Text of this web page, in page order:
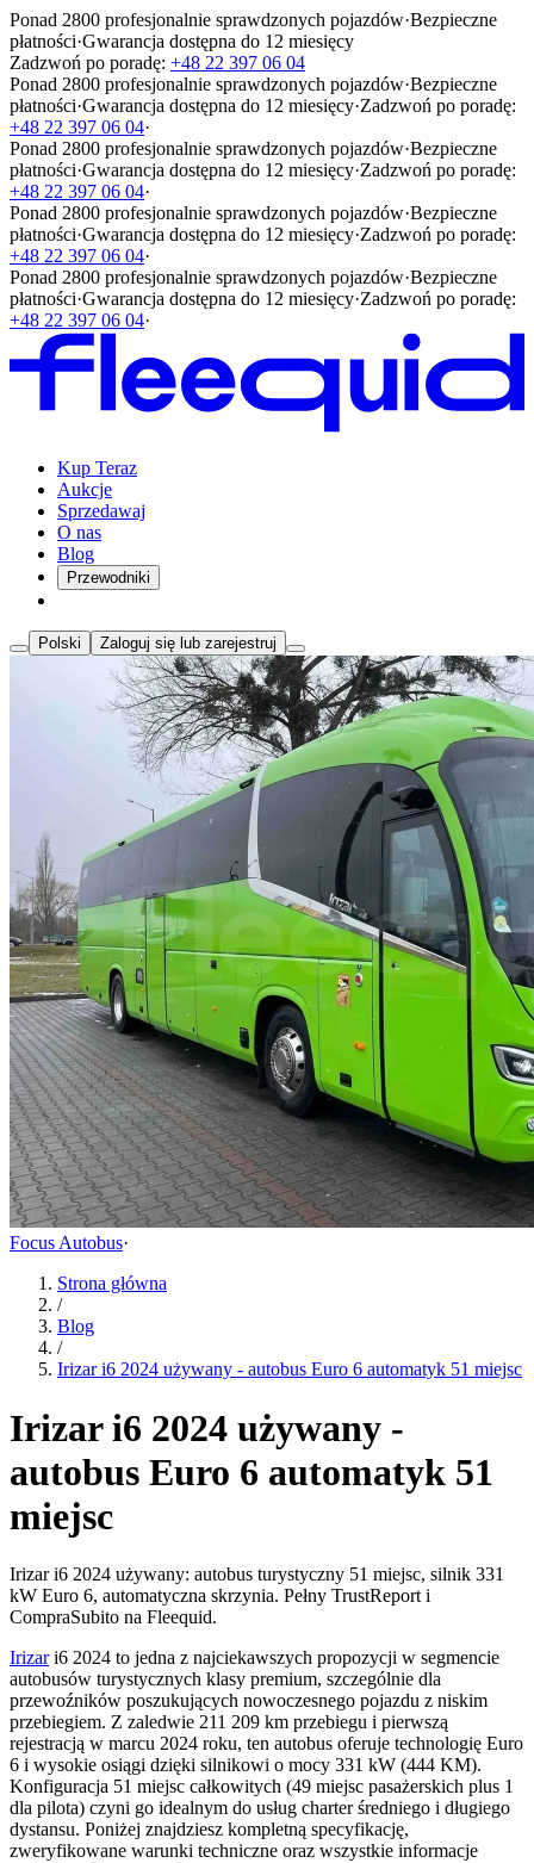
Ponad 2800 profesjonalnie sprawdzonych pojazdów·Bezpieczne
płatności·Gwarancja dostępna do 12 miesięcy
Zadzwoń po poradę: +48 22 397 06 04
Ponad 2800 profesjonalnie sprawdzonych pojazdów·Bezpieczne
płatności·Gwarancja dostępna do 12 miesięcy·Zadzwoń po poradę:
+48 22 397 06 04·
Ponad 2800 profesjonalnie sprawdzonych pojazdów·Bezpieczne
płatności·Gwarancja dostępna do 12 miesięcy·Zadzwoń po poradę:
+48 22 397 06 04·
Ponad 2800 profesjonalnie sprawdzonych pojazdów·Bezpieczne
płatności·Gwarancja dostępna do 12 miesięcy·Zadzwoń po poradę:
+48 22 397 06 04·
Ponad 2800 profesjonalnie sprawdzonych pojazdów·Bezpieczne
płatności·Gwarancja dostępna do 12 miesięcy·Zadzwoń po poradę:
+48 22 397 06 04·
Kup Teraz
Aukcje
Sprzedawaj
O nas
Blog
Przewodniki
Polski Zaloguj się lub zarejestruj
Focus Autobus·
Strona główna
/
Blog
/
Irizar i6 2024 używany - autobus Euro 6 automatyk 51 miejsc
Irizar i6 2024 używany -
autobus Euro 6 automatyk 51
miejsc
Irizar i6 2024 używany: autobus turystyczny 51 miejsc, silnik 331
kW Euro 6, automatyczna skrzynia. Pełny TrustReport i
CompraSubito na Fleequid.
Irizari6 2024 to jedna z najciekawszych propozycji w segmencie
autobusów turystycznych klasy premium, szczególnie dla
przewoźników poszukujących nowoczesnego pojazdu z niskim
przebiegiem. Z zaledwie 211 209 km przebiegu i pierwszą
rejestracją w marcu 2024 roku, ten autobus oferuje technologię Euro
6 i wysokie osiągi dzięki silnikowi o mocy 331 kW (444 KM).
Konfiguracja 51 miejsc całkowitych (49 miejsc pasażerskich plus 1
dla pilota) czyni go idealnym do usług charter średniego i długiego
dystansu. Poniżej znajdziesz kompletną specyfikację,
zweryfikowane warunki techniczne oraz wszystkie informacje